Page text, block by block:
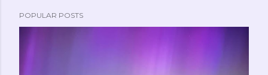
POPULAR POSTS